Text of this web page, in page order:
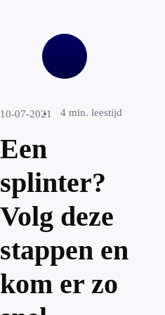
10-07-2021 4 min. leestijd
Een
splinter?
Volg deze
stappen en
kom er zo